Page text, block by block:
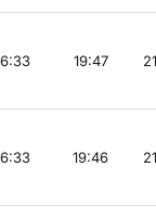
19:47
19:46